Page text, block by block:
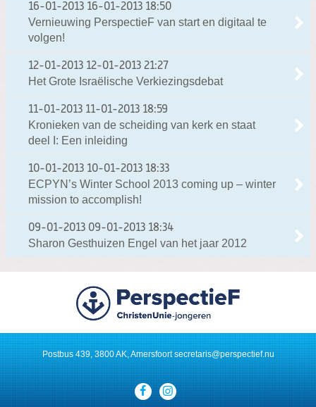
16-01-2013 16-01-2013 18:50
Vernieuwing PerspectieF van start en digitaal te
volgen!
12-01-2013 12-01-2013 21:27
Het Grote Israëlische Verkiezingsdebat
11-01-2013 11-01-2013 18:59
Kronieken van de scheiding van kerk en staat
deel I: Een inleiding
10-01-2013 10-01-2013 18:33
ECPYN’s Winter School 2013 coming up – winter
mission to accomplish!
09-01-2013 09-01-2013 18:34
Sharon Gesthuizen Engel van het jaar 2012
Postbus 439, 3800 AK, Amersfoortsecretaris@perspectief.nu